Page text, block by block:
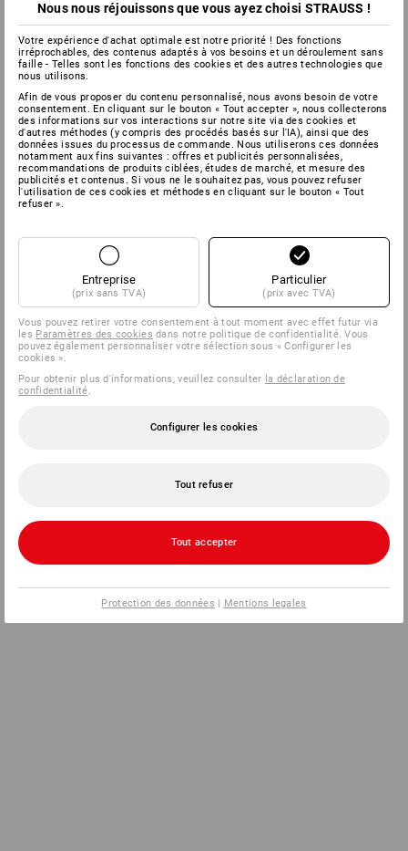
Nous nous réjouissons que vous ayez choisi STRAUSS !
Votre expérience d'achat optimale est notre priorité ! Des fonctions
irréprochables, des contenus adaptés à vos besoins et un déroulement sans
faille - Telles sont les fonctions des cookies et des autres technologies que
nous utilisons.
Afin de vous proposer du contenu personnalisé, nous avons besoin de votre
consentement. En cliquant sur le bouton « Tout accepter », nous collecterons
des informations sur vos interactions sur notre site via des cookies et
d'autres méthodes (y compris des procédés basés sur l'IA), ainsi que des
données issues du processus de commande. Nous utiliserons ces données
notamment aux fins suivantes : offres et publicités personnalisées,
recommandations de produits ciblées, études de marché, et mesure des
publicités et contenus. Si vous ne le souhaitez pas, vous pouvez refuser
l'utilisation de ces cookies et méthodes en cliquant sur le bouton « Tout
refuser ».
Entreprise
(prix sans TVA)
Particulier
(prix avec TVA)
Vous pouvez retirer votre consentement à tout moment avec effet futur via
les Paramètres des cookies dans notre politique de confidentialité. Vous
pouvez également personnaliser votre sélection sous « Configurer les
cookies ».
Pour obtenir plus d'informations, veuillez consulter la déclaration de
confidentialité.
Configurer les cookies
Tout refuser
Tout accepter
Protection des données | Mentions legales